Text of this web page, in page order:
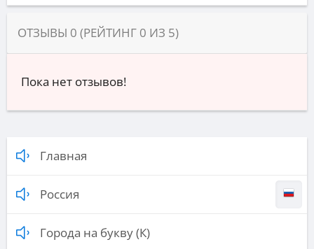
ОТЗЫВЫ 0 (РЕЙТИНГ 0 ИЗ 5)
Пока нет отзывов!
Главная
Россия
Города на букву (К)